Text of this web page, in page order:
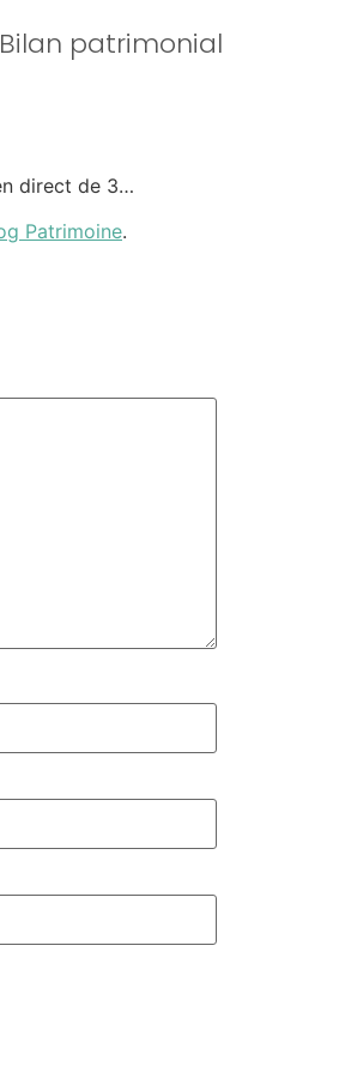
Bilan patrimonial
direct de 3…
Patrimoine.